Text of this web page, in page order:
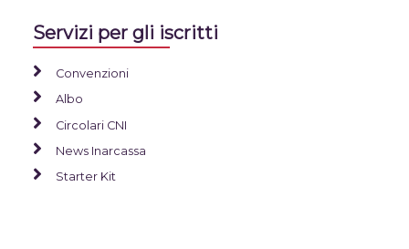
Servizi per gli iscritti
Convenzioni
Albo
Circolari CNI
News Inarcassa
Starter Kit